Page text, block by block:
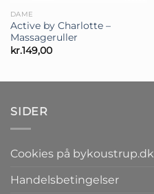
DAME
Active by Charlotte –
Massageruller
kr.149,00
SIDER
Cookies på bykoustrup.dk
Handelsbetingelser